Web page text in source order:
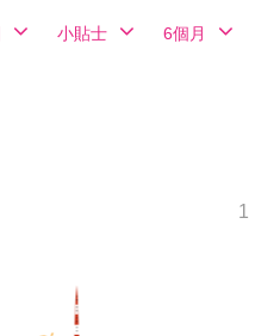
小貼士 6個月
1